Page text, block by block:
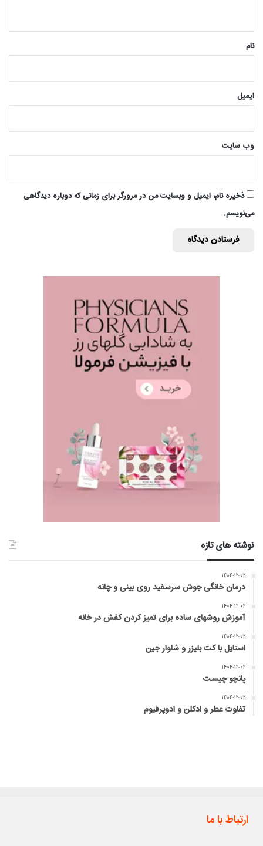
نام
ایمیل
وب‌ سایت
ذخیره نام، ایمیل و وبسایت من در مرورگر برای زمانی که دوباره دیدگاهی
می‌نویسم.
نوشته های تازه
۱۴۰۴-۱۲-۰۲
درمان خانگی جوش سرسفید روی بینی و چانه
۱۴۰۴-۱۲-۰۲
آموزش روشهای ساده برای تمیز کردن کفش در خانه
۱۴۰۴-۱۲-۰۲
استایل با کت بلیزر و شلوار جین
۱۴۰۴-۱۲-۰۲
پانچو چیست
۱۴۰۴-۱۲-۰۲
تفاوت عطر و ادکلن و ادوپرفیوم
ارتباط با ما